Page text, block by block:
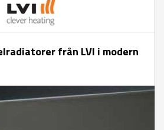
från LVI i modern